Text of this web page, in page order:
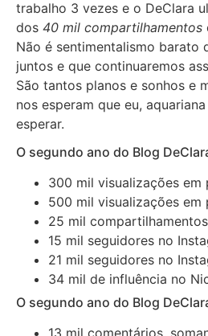
trabalho 3 vezes e o DeClara
dos 40 mil compartilhamentos
Não é sentimentalismo barato
juntos e que continuaremos
São tantos planos e sonhos e
nos esperam que eu,
esperar.
O segundo ano do Blog
300 mil visualizações em
500 mil visualizações em
25 mil
15 mil seguidores no
21 mil seguidores no
34 mil de influência no
O segundo ano do Blog